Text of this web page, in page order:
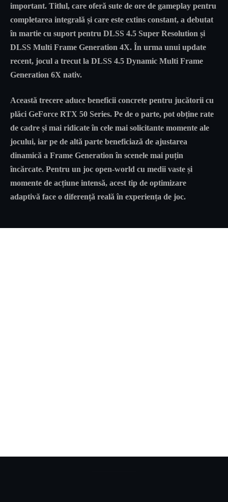
important. Titlul, care oferă sute de ore de gameplay pentru
completarea integrală și care este extins constant, a debutat
în martie cu suport pentru DLSS 4.5 Super Resolution și
DLSS Multi Frame Generation 4X. În urma unui update
recent, jocul a trecut la DLSS 4.5 Dynamic Multi Frame
Generation 6X nativ.
Această trecere aduce beneficii concrete pentru jucătorii cu
plăci GeForce RTX 50 Series. Pe de o parte, pot obține rate
de cadre și mai ridicate în cele mai solicitante momente ale
jocului, iar pe de altă parte beneficiază de ajustarea
dinamică a Frame Generation în scenele mai puțin
încărcate. Pentru un joc open-world cu medii vaste și
momente de acțiune intensă, acest tip de optimizare
adaptivă face o diferență reală în experiența de joc.